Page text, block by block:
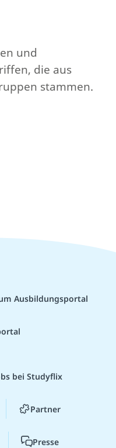
und
die aus
stammen.
Ausbildungsportal
bei Studyflix
Partner
Presse